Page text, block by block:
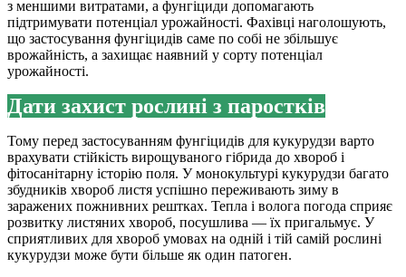
з меншими витратами, а фунгіциди допомагають
підтримувати потенціал урожайності. Фахівці наголошують,
що застосування фунгіцидів саме по собі не збільшує
врожайність, а захищає наявний у сорту потенціал
урожайності.
Дати захист рослині з паростків
Тому перед застосуванням фунгіцидів для кукурудзи варто
врахувати стійкість вирощуваного гібрида до хвороб і
фітосанітарну історію поля. У монокультурі кукурудзи багато
збудників хвороб листя успішно переживають зиму в
заражених пожнивних рештках. Тепла і волога погода сприяє
розвитку листяних хвороб, посушлива — їх пригальмує. У
сприятливих для хвороб умовах на одній і тій самій рослині
кукурудзи може бути більше як один патоген.